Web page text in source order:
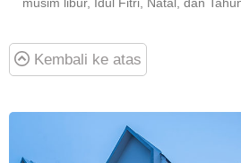
Kembali ke atas